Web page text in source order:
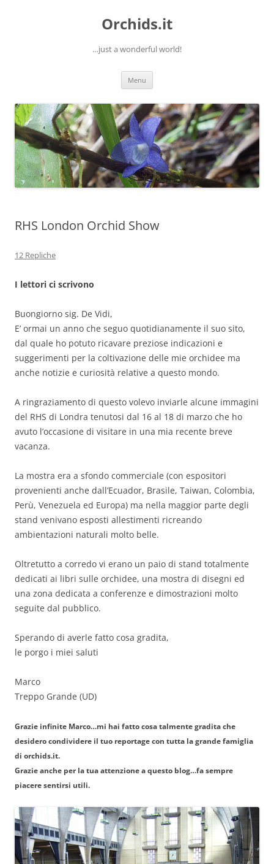
Orchids.it
…just a wonderful world!
Menu
RHS London Orchid Show
12 Repliche
I lettori ci scrivono
Buongiorno sig. De Vidi,
E’ ormai un anno che seguo quotidianamente il suo sito,
dal quale ho potuto ricavare preziose indicazioni e
suggerimenti per la coltivazione delle mie orchidee ma
anche notizie e curiosità relative a questo mondo.
A ringraziamento di questo volevo inviarle alcune immagini
del RHS di Londra tenutosi dal 16 al 18 di marzo che ho
avuto l’occasione di visitare in una mia recente breve
vacanza.
La mostra era a sfondo commerciale (con espositori
provenienti anche dall’Ecuador, Brasile, Taiwan, Colombia,
Perù, Venezuela ed Europa) ma nella maggior parte degli
stand venivano esposti allestimenti ricreando
ambientazioni naturali molto belle.
Oltretutto a corredo vi erano un paio di stand totalmente
dedicati ai libri sulle orchidee, una mostra di disegni ed
una zona dedicata a conferenze e dimostrazioni molto
seguite dal pubblico.
Sperando di averle fatto cosa gradita,
le porgo i miei saluti
Marco
Treppo Grande (UD)
Grazie infinite Marco…mi hai fatto cosa talmente gradita che
desidero condividere il tuo reportage con tutta la grande famiglia
di orchids.it.
Grazie anche per la tua attenzione a questo blog…fa sempre
piacere sentirsi utili.